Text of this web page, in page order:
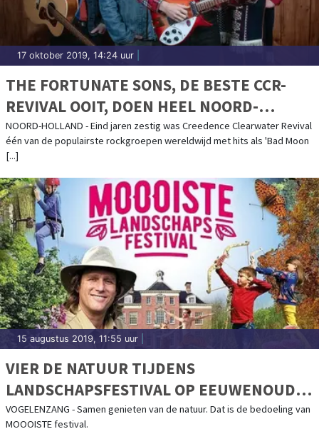
17 oktober 2019, 14:24 uur
THE FORTUNATE SONS, DE BESTE CCR-
REVIVAL OOIT, DOEN HEEL NOORD-
HOLLAND AAN
NOORD-HOLLAND - Eind jaren zestig was Creedence Clearwater Revival
één van de populairste rockgroepen wereldwijd met hits als 'Bad Moon
[...]
15 augustus 2019, 11:55 uur
VIER DE NATUUR TIJDENS
LANDSCHAPSFESTIVAL OP EEUWENOUDE
BUITENPLAATS
VOGELENZANG - Samen genieten van de natuur. Dat is de bedoeling van
MOOOISTE festival.